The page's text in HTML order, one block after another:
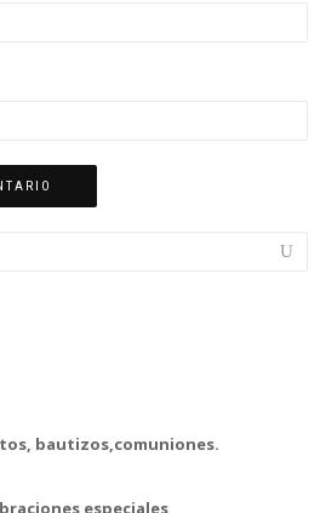
bautizos,comuniones.
especiales